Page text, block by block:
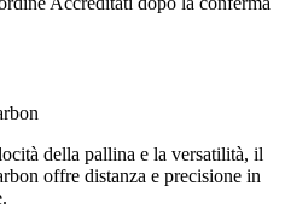
della pallina e la versatilità, il
offre distanza e precisione in